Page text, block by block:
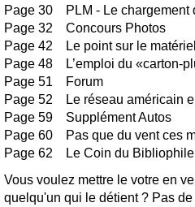
Page 30 PLM - Le chargement
Page 32 Concours Photos
Page 42 Le point sur le
Page 48 L’emploi du «carton-
Page 51 Forum
Page 52 Le réseau américain
Page 59 Supplément Autos
Page 60 Pas que du vent ces
Page 62 Le Coin du Bibliophile
Vous voulez mettre le votre en
quelqu'un qui le détient ? Pas